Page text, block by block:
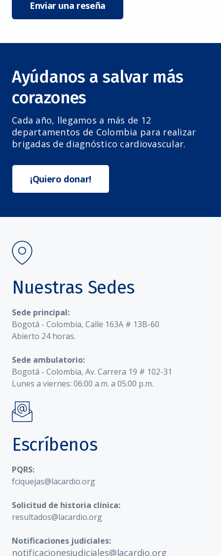
Enviar una reseña
Ayúdanos a salvar más
corazones
Cada año, llegamos a más de 12
departamentos de Colombia para realizar
brigadas de diagnóstico cardiovascular.
¡Quiero donar!
Nuestras Sedes
Sede principal:
Bogotá - Colombia, Calle 163A # 13B-60
Abierto 24 horas.
Sede ambulatorio:
Bogotá - Colombia, Av. Carrera 19 # 102-31
Lunes a viernes: 06:00 a.m. a 05:00 p.m.
Escríbenos
PQRS:
fciquejas@lacardio.org
Solicitud de historia clínica:
resultados@lacardio.org
Notificaciones judiciales:
notificacionesjudiciales@lacardio.org